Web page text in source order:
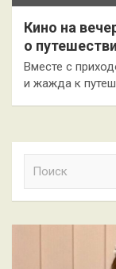
Кино на
о
Вместе с
и жажда к
к